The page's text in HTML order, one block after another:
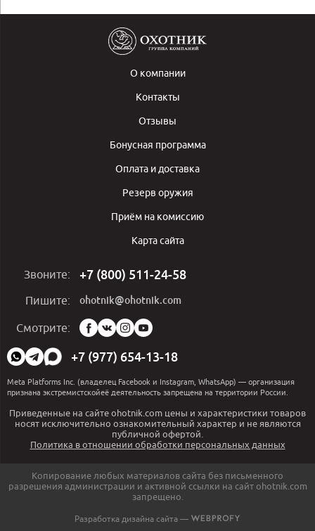
О компании
Контакты
Отзывы
Бонусная программа
Оплата и доставка
Резерв оружия
Приём на комиссию
Карта сайта
Звоните: +7 (800) 511-24-58
Пишите: ohotnik@ohotnik.com
Смотрите:
Мы
в
социальных
сетях:
+7 (977) 654-13-18
Meta Platforms Inc. (владелец Facebook и Instagram, WhatsApp) — организация
признана экстремистскойеё деятельность запрещена на территории России.
Приведенные на сайте ohotnik.com цены и характеристики товаров
носят исключительно ознакомительный характер и не являются
публичной офертой.
Политика в отношении обработки персональных данных
Копирование любых материалов сайта без письменного
разрешения администрации и активной ссылки на сайт ohotnik.com
запрещено.
Разработка дизайна сайта —